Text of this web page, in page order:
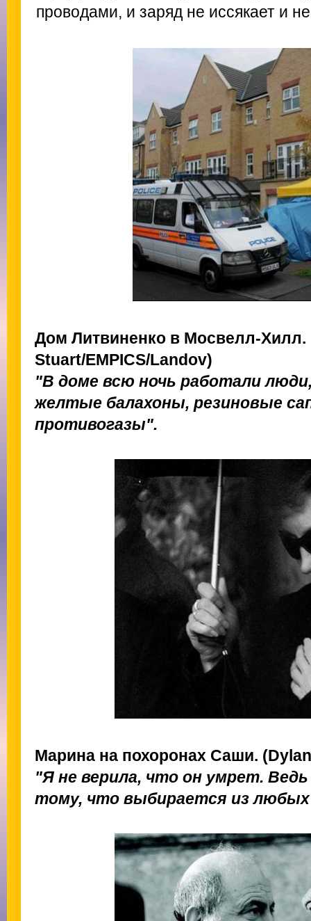
проводами, и заряд не иссякает и
Дом Литвиненко в Мосвелл-Хилл.
Stuart/EMPICS/Landov)
"В доме всю ночь работали
желтые балахоны, резиновые
противогазы".
Марина на похоронах Саши.
"Я не верила, что он умрет.
тому, что выбирается из